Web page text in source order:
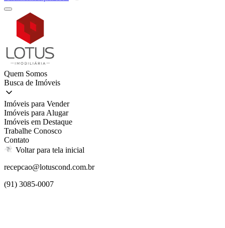
Quem Somos
Busca de Imóveis
Imóveis para Vender
Imóveis para Alugar
Imóveis em Destaque
Trabalhe Conosco
Contato
Voltar para tela inicial
recepcao@lotuscond.com.br
(91) 3085-0007